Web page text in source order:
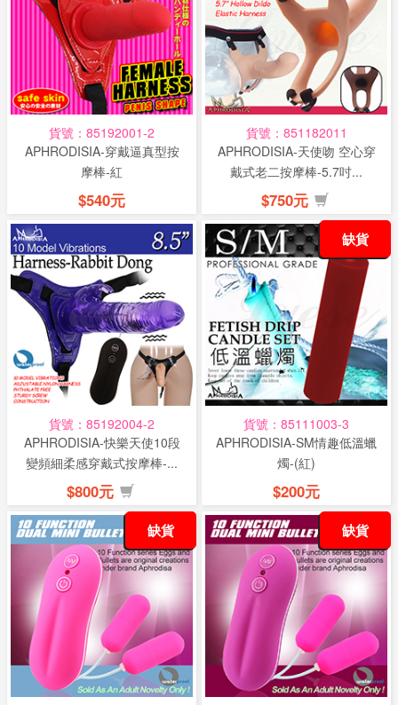
貨號：85192001-2
APHRODISIA-穿戴逼真型按
摩棒-紅
$540元
貨號：851182011
APHRODISIA-天使吻 空心穿
戴式老二按摩棒-5.7吋...
$750元
貨號：85192004-2
APHRODISIA-快樂天使10段
變頻細柔感穿戴式按摩棒-...
$800元
貨號：85111003-3
APHRODISIA-SM情趣低溫蠟
燭-(紅)
$200元
缺貨
缺貨 缺貨